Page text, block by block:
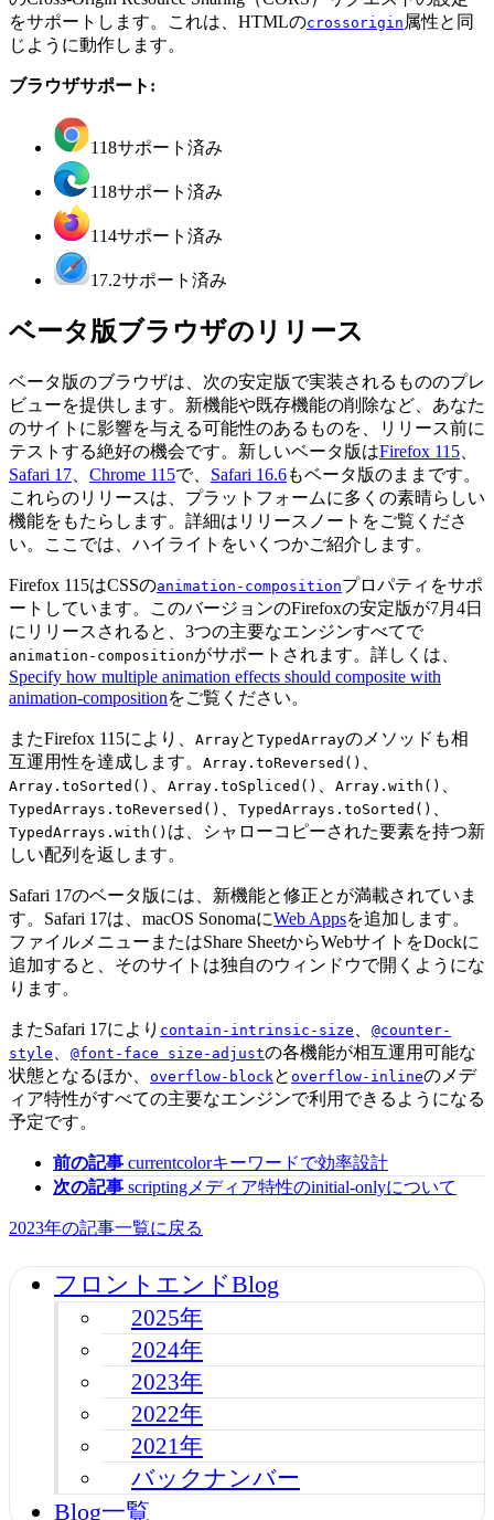
をサポートします。これは、HTMLのcrossorigin 属性と同
じように動作します。
ブラウザサポート:
118サポート済み
118サポート済み
114サポート済み
17.2サポート済み
ベータ版ブラウザのリリース
ベータ版のブラウザは、次の安定版で実装されるもののプレ
ビューを提供します。新機能や既存機能の削除など、あなた
のサイトに影響を与える可能性のあるものを、リリース前に
テストする絶好の機会です。新しいベータ版はFirefox 115
Safari 17
Chrome 115で、 Safari 16.6もベータ版のままです。
これらのリリースは、プラットフォームに多くの素晴らしい
機能をもたらします。詳細はリリースノートをご覧くださ
い。ここでは、ハイライトをいくつかご紹介します。
Firefox 115はCSSのanimation-compositionプロパティをサポ
ートしています。このバージョンのFirefoxの安定版が7月4日
にリリースされると、3つの主要なエンジンすべてで
animation-compositionがサポートされます。詳しくは、
Specify how multiple animation effects should composite with
animation-compositionをご覧ください。
またFirefox 115により、 Arrayと TypedArrayのメソッドも相
互運用性を達成します。 Array.toReversed()
Array.toSorted() Array.toSpliced() Array.with()
TypedArrays.toReversed() TypedArrays.toSorted()
TypedArrays.with() は、シャローコピーされた要素を持つ新
しい配列を返します。
Safari 17のベータ版には、新機能と修正とが満載されていま
す。Safari 17は、macOS SonomaにWeb Appsを追加します。
ファイルメニューまたはShare SheetからWebサイトをDockに
追加すると、そのサイトは独自のウィンドウで開くようにな
ります。
またSafari 17により contain-intrinsic-size
@counter-
style
@font-face size-adjustの各機能が相互運用可能な
状態となるほか、 overflow-blockと overflow-inlineのメデ
ィア特性がすべての主要なエンジンで利用できるようになる
予定です。
前の記事 currentcolorキーワードで効率設計
次の記事 scriptingメディア特性のinitial-onlyについて
2023年の記事一覧に戻る
フロントエンドBlog
2025年
2024年
2023年
2022年
2021年
バックナンバー
Blog一覧